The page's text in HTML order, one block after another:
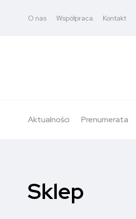
O nas Współpraca Kontakt
Aktualności Prenumerata
Sklep